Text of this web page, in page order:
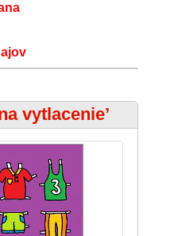
vytlacenie’